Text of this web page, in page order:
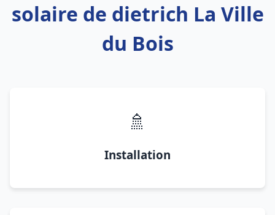
solaire de dietrich La Ville
du Bois
🚿
Installation